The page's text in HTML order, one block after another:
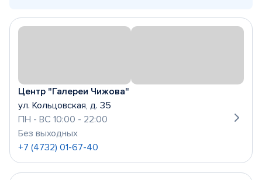
Центр "Галереи Чижова"
ул. Кольцовская, д. 35
ПН - ВС 10:00 - 22:00
Без выходных
+7 (4732) 01-67-40